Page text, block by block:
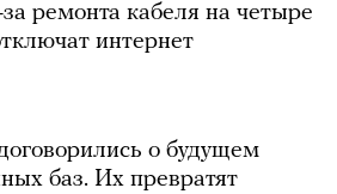
ремонта кабеля на четыре
интернет
о будущем
баз. Их превратят